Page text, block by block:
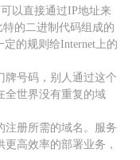
以直接通过IP地址来
的二进制代码组成的
的规则给Internet上的
牌号码，别人通过这个
全世界没有重复的域
注册所需的域名。服务
高效率的部署业务，